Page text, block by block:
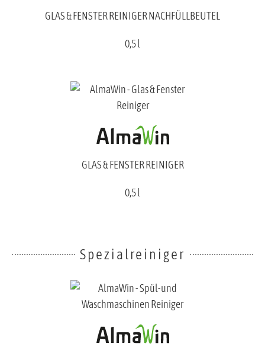
GLAS & FENSTER REINIGER NACHFÜLLBEUTEL
0,5 l
GLAS & FENSTER REINIGER
0,5 l
Spezialreiniger